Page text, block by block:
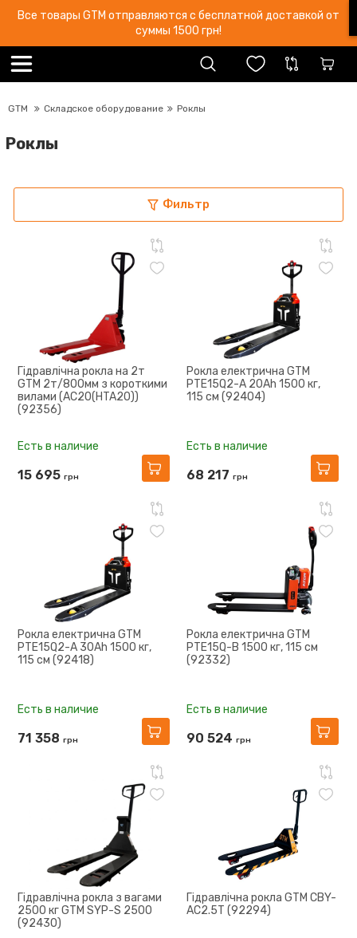
Все товары GTM отправляются с бесплатной доставкой от
суммы 1500 грн!
GTM Складское оборудование Роклы
Роклы
Фильтр
Гідравлічна рокла на 2т
GTM 2т/800мм з короткими
вилами (AC20(HTA20))
(92356)
Есть в наличие
15 695 грн
Рокла електрична GTM
PTE15Q2-A 20Ah 1500 кг,
115 см (92404)
Есть в наличие
68 217 грн
Рокла електрична GTM
PTE15Q2-A 30Ah 1500 кг,
115 см (92418)
Есть в наличие
71 358 грн
Рокла електрична GTM
PTE15Q-B 1500 кг, 115 см
(92332)
Есть в наличие
90 524 грн
Гідравлічна рокла з вагами
2500 кг GTM SYP-S 2500
(92430)
Гідравлічна рокла GTM CBY-
AC2.5T (92294)